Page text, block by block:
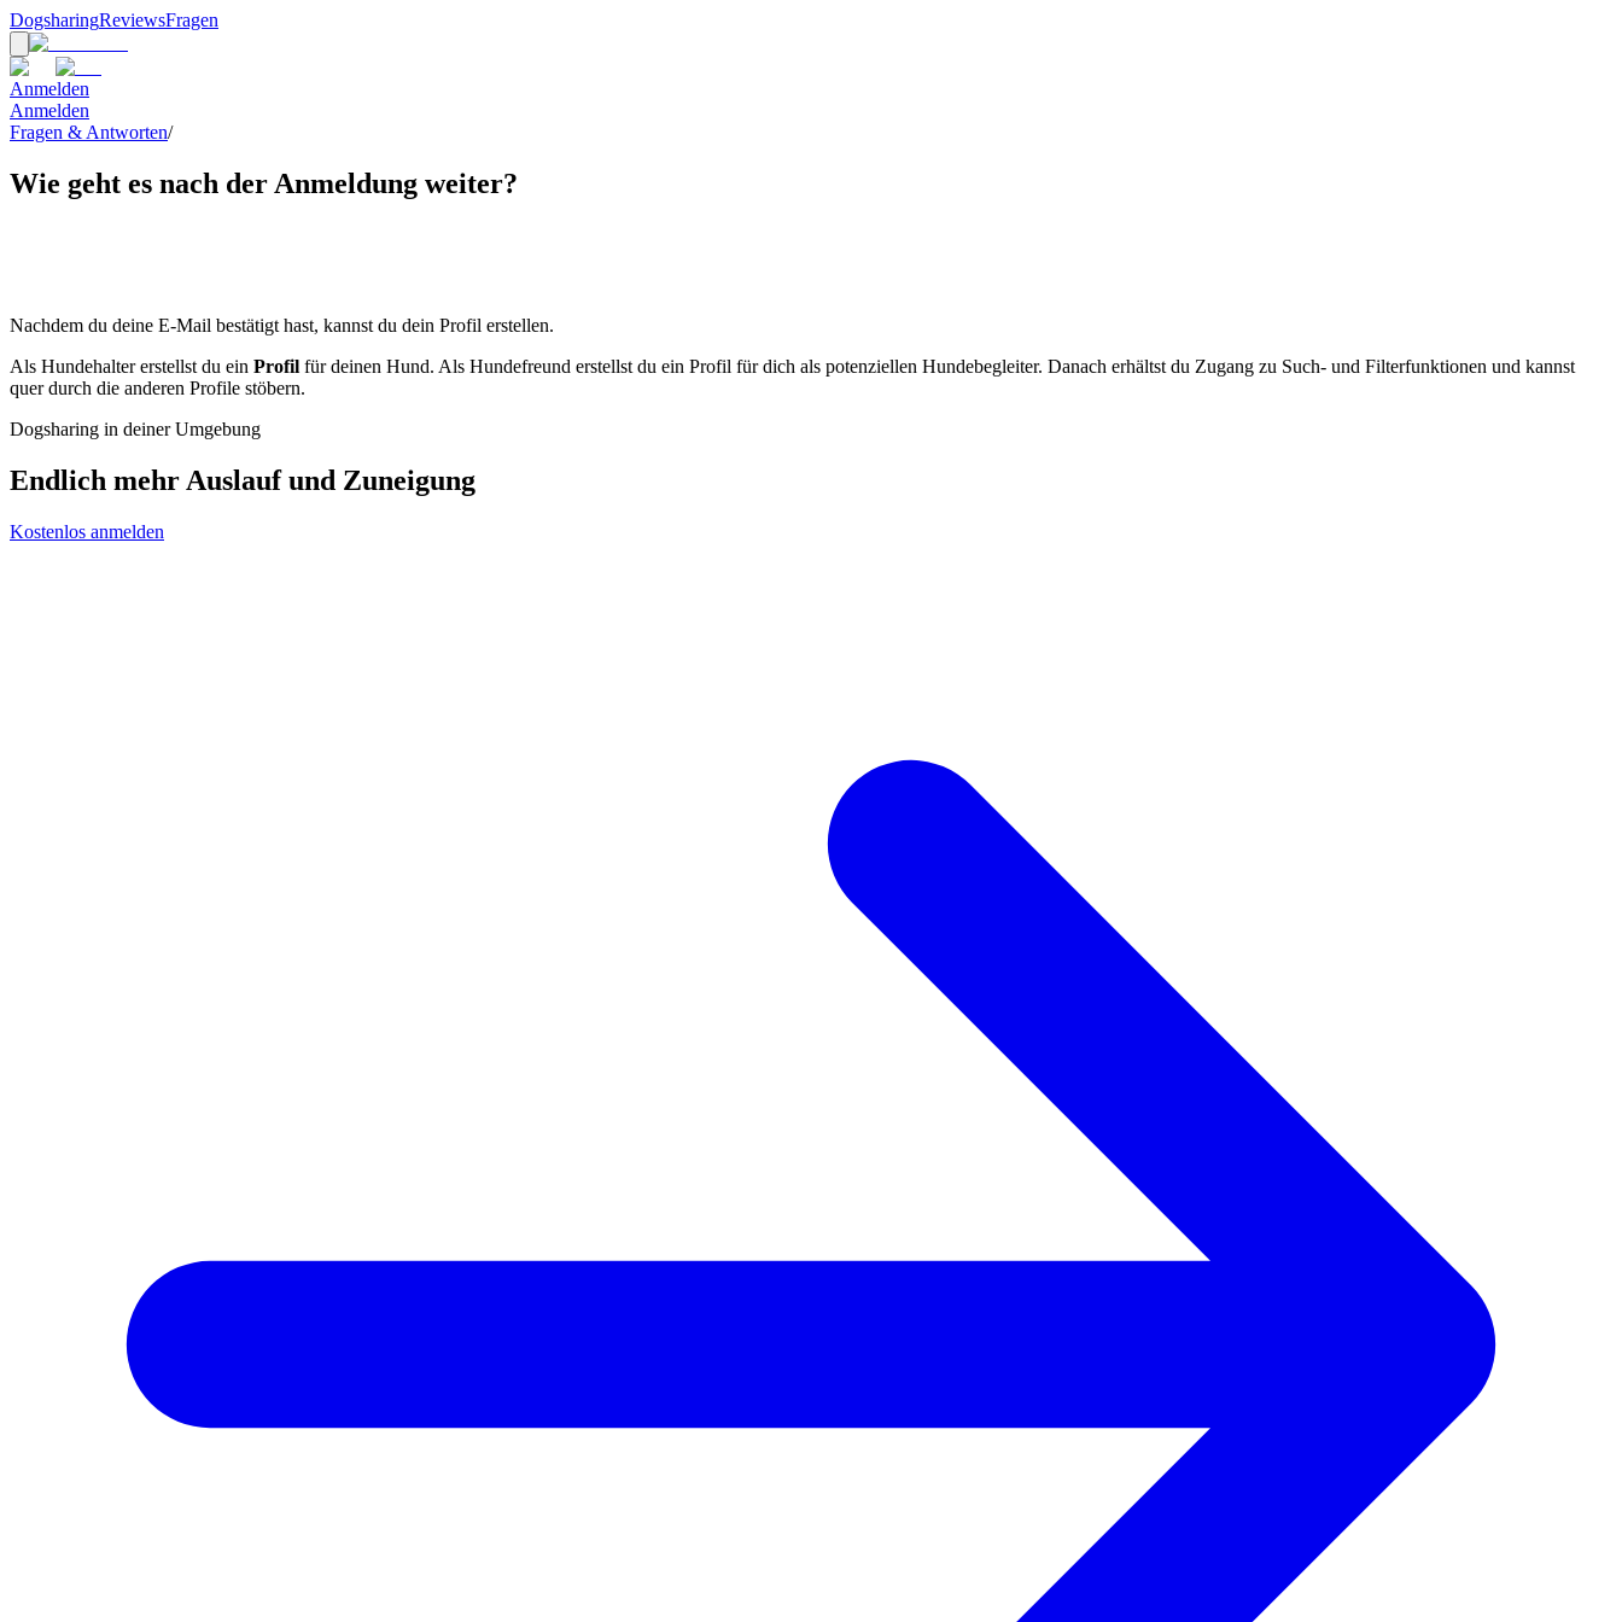
DogsharingReviewsFragen
Anmelden
Anmelden
Fragen & Antworten/
Wie geht es nach der Anmeldung weiter?
Nachdem du deine E-Mail bestätigt hast, kannst du dein Profil erstellen.
Als Hundehalter erstellst du ein Profil für deinen Hund. Als Hundefreund erstellst du ein Profil für dich als potenziellen Hundebegleiter. Danach erhältst du Zugang zu Such- und Filterfunktionen und kannst
quer durch die anderen Profile stöbern.
Dogsharing in deiner Umgebung
Endlich mehr Auslauf und Zuneigung
Kostenlos anmelden